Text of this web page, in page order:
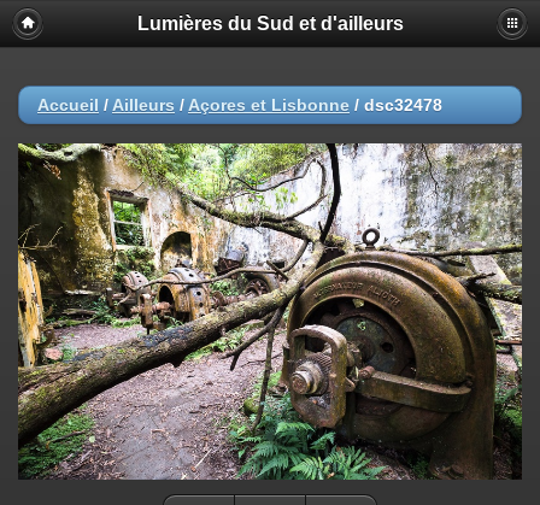
Lumières du Sud et d'ailleurs
Accueil / Ailleurs / Açores et Lisbonne / dsc32478